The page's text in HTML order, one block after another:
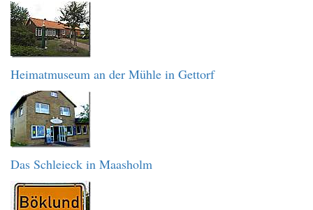
Heimatmuseum an der Mühle in Gettorf
Das Schleieck in Maasholm